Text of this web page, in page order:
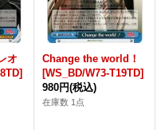
オ
Change the world！
[WS_BD/W73-T19TD]
980円(税込)
在庫数 1点